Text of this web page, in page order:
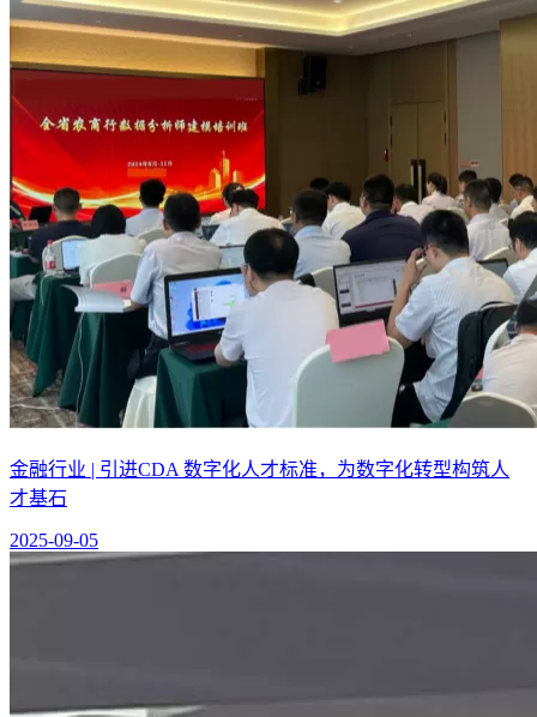
金融行业 | 引进CDA 数字化人才标准，为数字化转型构筑人
才基石
2025-09-05